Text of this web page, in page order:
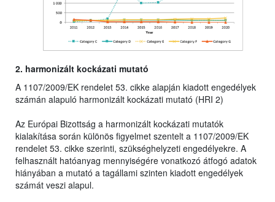
2. harmonizált kockázati mutató
A 1107/2009/EK rendelet 53. cikke alapján kiadott engedélyek
számán alapuló harmonizált kockázati mutató (HRI 2)
Az Európai Bizottság a harmonizált kockázati mutatók
kialakítása során különös figyelmet szentelt a 1107/2009/EK
rendelet 53. cikke szerinti, szükséghelyzeti engedélyekre. A
felhasznált hatóanyag mennyiségére vonatkozó átfogó adatok
hiányában a mutató a tagállami szinten kiadott engedélyek
számát veszi alapul.